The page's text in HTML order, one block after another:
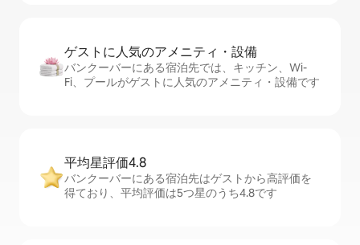
ゲストに人⁠気⁠のア⁠メ⁠ニ⁠テ⁠ィ・設⁠備
バンクーバーにある宿泊先では、キッチン、Wi-
Fi、プールがゲストに人気のアメニティ・設備です
平均星評価4.8
バンクーバーにある宿泊先はゲストから高評価を
得ており、平均評価は5つ星のうち4.8です